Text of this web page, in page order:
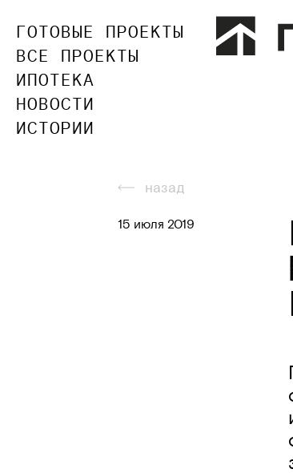
ГОТОВЫЕ ПРОЕКТЫ
ВСЕ ПРОЕКТЫ
ИПОТЕКА
НОВОСТИ
ИСТОРИИ
назад
15 июля 2019